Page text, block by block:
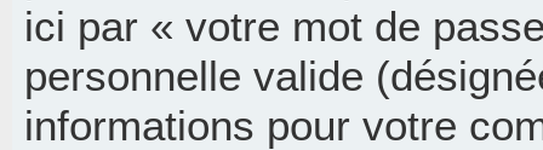
ici par « votre mot de
personnelle valide
informations pour votre